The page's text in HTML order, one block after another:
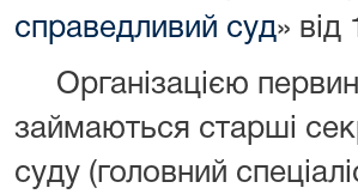
справедливий суд»
Організацією
займаються старші
суду (головний